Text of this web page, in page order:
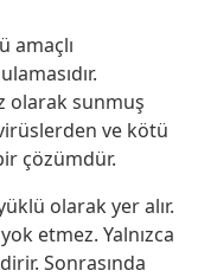
amaçlı
olarak sunmuş
ve kötü
çözümdür.
olarak yer alır.
etmez. Yalnızca
Sonrasında